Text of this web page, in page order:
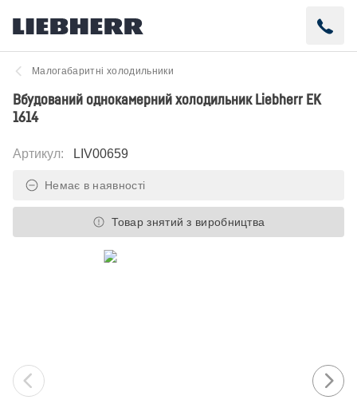
Малогабаритні холодильники
Вбудований однокамерний холодильник Liebherr EK
1614
Артикул: LIV00659
Немає в наявності
Товар знятий з виробництва